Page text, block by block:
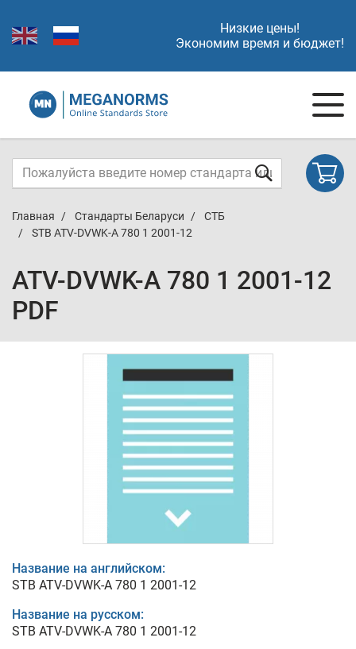
Низкие цены!
Экономим время и бюджет!
Главная Стандарты Беларуси
СТБ
STB ATV-DVWK-A 780 1 2001-12
ATV-DVWK-A 780 1 2001-12
PDF
Название на английском:
STB ATV-DVWK-A 780 1 2001-12
Название на русском:
STB ATV-DVWK-A 780 1 2001-12